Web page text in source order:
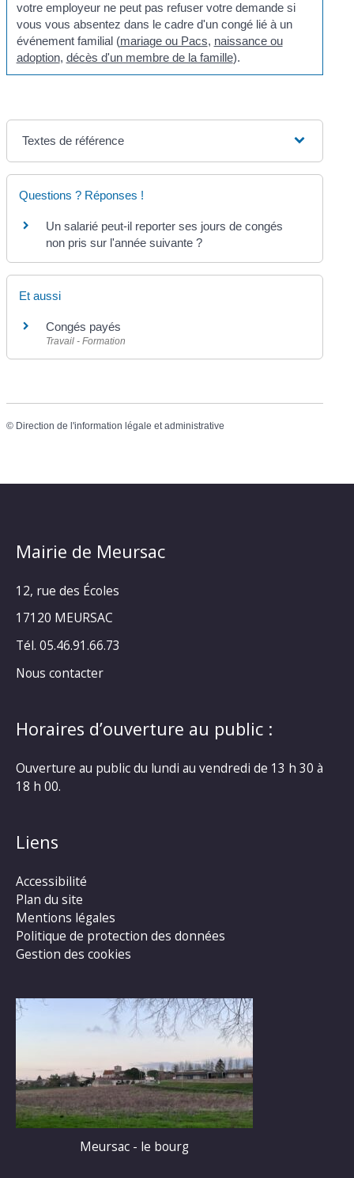
votre employeur ne peut pas refuser votre demande si
vous vous absentez dans le cadre d'un congé lié à un
événement familial (mariage ou Pacs, naissance ou
adoption, décès d'un membre de la famille).
Textes de référence
Questions ? Réponses !
Un salarié peut-il reporter ses jours de congés
non pris sur l'année suivante ?
Et aussi
Congés payés
Travail - Formation
© Direction de l'information légale et administrative
Mairie de Meursac
12, rue des Écoles
17120 MEURSAC
Tél. 05.46.91.66.73
Nous contacter
Horaires d’ouverture au public :
Ouverture au public du lundi au vendredi de 13 h 30 à
18 h 00.
Liens
Accessibilité
Plan du site
Mentions légales
Politique de protection des données
Gestion des cookies
Meursac - le bourg